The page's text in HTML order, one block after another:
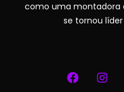
como uma montadora
se tornou